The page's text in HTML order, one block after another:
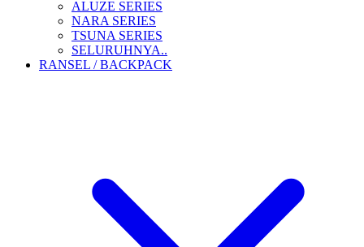
ALUZE SERIES
NARA SERIES
TSUNA SERIES
SELURUHNYA..
RANSEL / BACKPACK